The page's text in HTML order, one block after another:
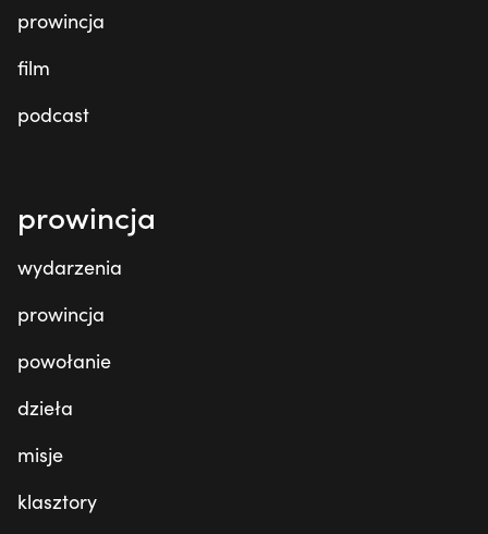
prowincja
film
podcast
prowincja
wydarzenia
prowincja
powołanie
dzieła
misje
klasztory